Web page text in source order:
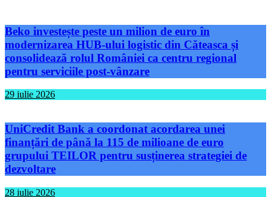
Beko investește peste un milion de euro în
modernizarea HUB-ului logistic din Căteasca și
consolidează rolul României ca centru regional
pentru serviciile post-vânzare
29 iulie 2026
UniCredit Bank a coordonat acordarea unei
finanțări de până la 115 de milioane de euro
grupului TEILOR pentru susținerea strategiei de
dezvoltare
28 iulie 2026